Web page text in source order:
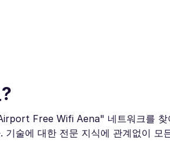
Free Wifi Aena" 네트워크를 찾
술에 대한 전문 지식에 관계없이 모